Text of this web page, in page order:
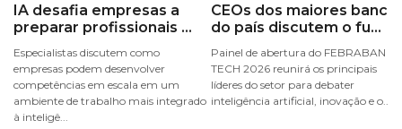
IA desafia empresas a
preparar profissionais ...
Especialistas discutem como
empresas podem desenvolver
competências em escala em um
ambiente de trabalho mais integrado
à inteligê...
CEOs dos maiores
do país discutem o fu...
Painel de abertura do FEBRABAN
TECH 2026 reunirá os principais
líderes do setor para debater
inteligência artificial, inovação e o...